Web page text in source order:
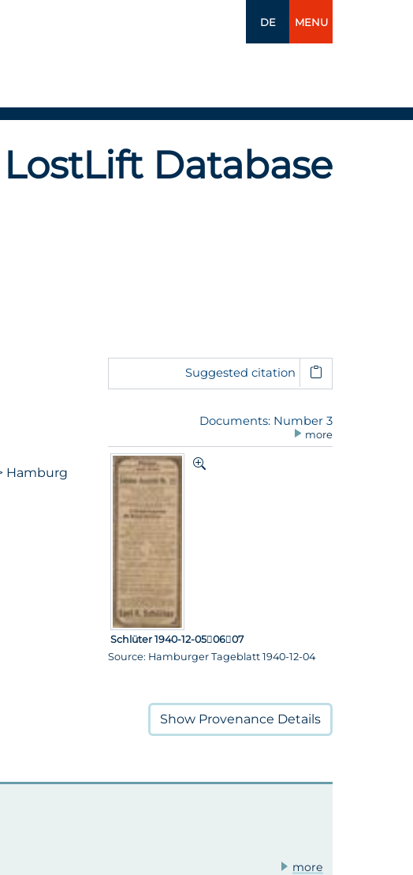
DE MENU
Database
Hamburg
Suggested citation
Documents: Number 3
more
Schlüter 1940-12-050607
Source: Hamburger Tageblatt 1940-12-04
Show Provenance Details
more